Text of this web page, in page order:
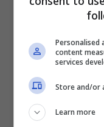
aspetto
bianchi
quanto i
Personalised
content
services
Store and/or
Learn more